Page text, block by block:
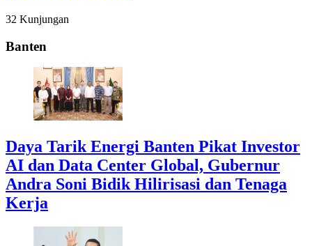
32 Kunjungan
Banten
Daya Tarik Energi Banten Pikat Investor
AI dan Data Center Global, Gubernur
Andra Soni Bidik Hilirisasi dan Tenaga
Kerja